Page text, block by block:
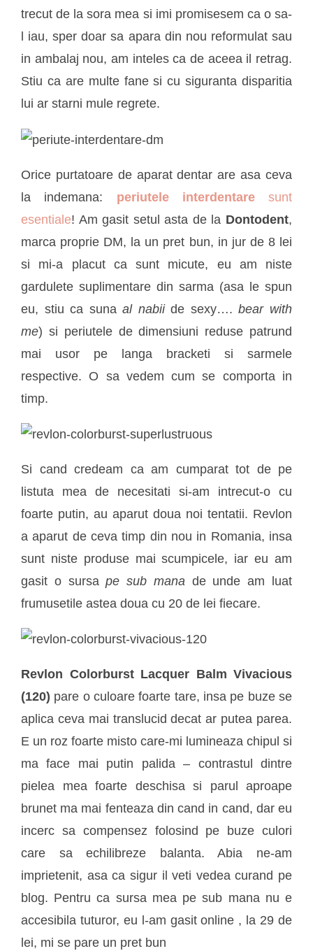
trecut de la sora mea si imi promisesem ca o sa-
l iau, sper doar sa apara din nou reformulat sau
in ambalaj nou, am inteles ca de aceea il retrag.
Stiu ca are multe fane si cu siguranta disparitia
lui ar starni mule regrete.
Orice purtatoare de aparat dentar are asa ceva
la indemana: periutele interdentaresunt
esentiale! Am gasit setul asta de la Dontodent,
marca proprie DM, la un pret bun, in jur de 8 lei
si mi-a placut ca sunt micute, eu am niste
gardulete suplimentare din sarma (asa le spun
eu, stiu ca sunaal nabiide sexy…. bear with
me) si periutele de dimensiuni reduse patrund
mai usor pe langa bracketi si sarmele
respective. O sa vedem cum se comporta in
timp.
Si cand credeam ca am cumparat tot de pe
listuta mea de necesitati si-am intrecut-o cu
foarte putin, au aparut doua noi tentatii. Revlon
a aparut de ceva timp din nou in Romania, insa
sunt niste produse mai scumpicele, iar eu am
gasit o sursape sub mana de unde am luat
frumusetile astea doua cu 20 de lei fiecare.
Revlon Colorburst Lacquer Balm Vivacious
(120) pare o culoare foarte tare, insa pe buze se
aplica ceva mai translucid decat ar putea parea.
E un roz foarte misto care-mi lumineaza chipul si
ma face mai putin palida – contrastul dintre
pielea mea foarte deschisa si parul aproape
brunet ma mai fenteaza din cand in cand, dar eu
incerc sa compensez folosind pe buze culori
care sa echilibreze balanta. Abia ne-am
imprietenit, asa ca sigur il veti vedea curand pe
blog. Pentru ca sursa mea pe sub mana nu e
accesibila tuturor, eu l-am gasit online , la 29 de
lei, mi se pare un pret bun